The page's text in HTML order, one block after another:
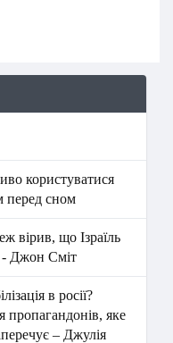
користуватися
перед сном
вірив, що Ізраїль
- Джон Сміт
в росії?
пропагандонів, яке
– Джулія